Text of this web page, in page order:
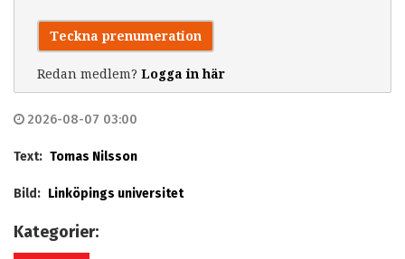
Teckna prenumeration
Redan medlem? Logga in här
2026-08-07 03:00
Text: Tomas Nilsson
Bild: Linköpings universitet
Kategorier: